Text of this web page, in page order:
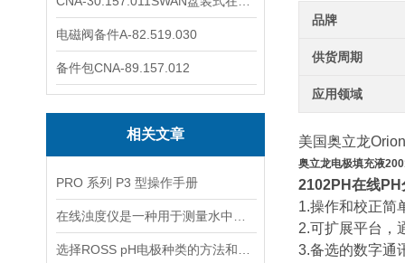
电磁阀备件A-82.519.030
备件包CNA-89.157.012
相关文章
PRO 系列 P3 型操作手册
品牌
供货周期
应用领域
美国奥立龙
奥立龙电极填充液
2102PH在线PH
1.操作和校正简
2.可扩展平台，
3.备选的数字通